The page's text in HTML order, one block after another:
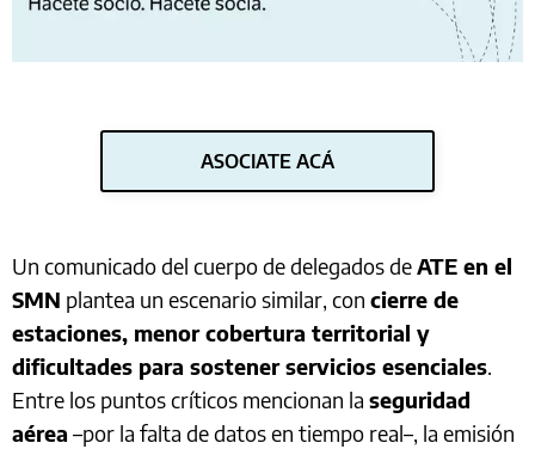
ASOCIATE ACÁ
Un comunicado del cuerpo de delegados deATE en el
SMN plantea un escenario similar, con cierre de
estaciones, menor cobertura territorial y
dificultades para sostener servicios esenciales.
Entre los puntos críticos mencionan la seguridad
aérea –por la falta de datos en tiempo real–, la emisión